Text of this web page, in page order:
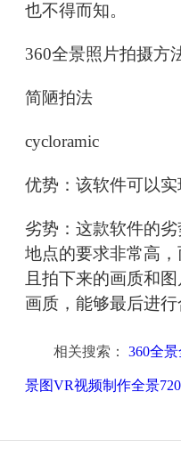
也不得而知。
360全景照片拍摄方
简陋拍法
cycloramic
优势：该软件可以实
劣势：这款软件的
地点的要求非常高
且拍下来的画质和
画质，能够最后进行
相关搜索： 360全
景图VR视频制作全景